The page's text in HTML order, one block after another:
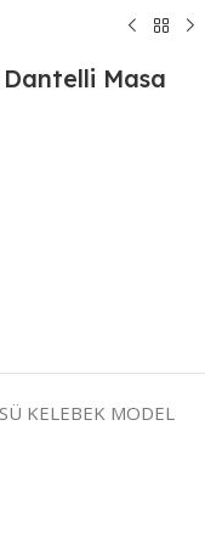
Masa
KELEBEK MODEL